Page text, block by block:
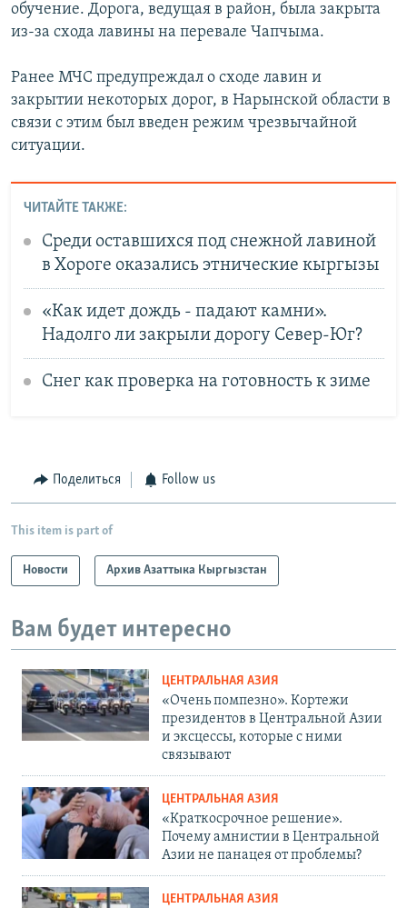
обучение. Дорога, ведущая в район, была закрыта
из-за схода лавины на перевале Чапчыма.
Ранее МЧС предупреждал о сходе лавин и
закрытии некоторых дорог, в Нарынской области в
связи с этим был введен режим чрезвычайной
ситуации.
ЧИТАЙТЕ ТАКЖЕ:
Среди оставшихся под снежной лавиной
в Хороге оказались этнические кыргызы
«Как идет дождь - падают камни».
Надолго ли закрыли дорогу Север-Юг?
Снег как проверка на готовность к зиме
Поделиться Follow us
This item is part of
Новости Архив Азаттыка Кыргызстан
Вам будет интересно
ЦЕНТРАЛЬНАЯ АЗИЯ
«Очень помпезно». Кортежи
президентов в Центральной Азии
и эксцессы, которые с ними
связывают
ЦЕНТРАЛЬНАЯ АЗИЯ
«Краткосрочное решение».
Почему амнистии в Центральной
Азии не панацея от проблемы?
ЦЕНТРАЛЬНАЯ АЗИЯ